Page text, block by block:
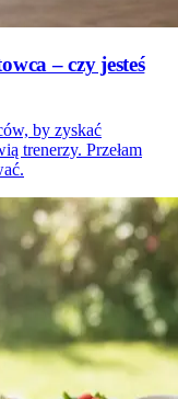
– czy jesteś
by zyskać
trenerzy. Przełam